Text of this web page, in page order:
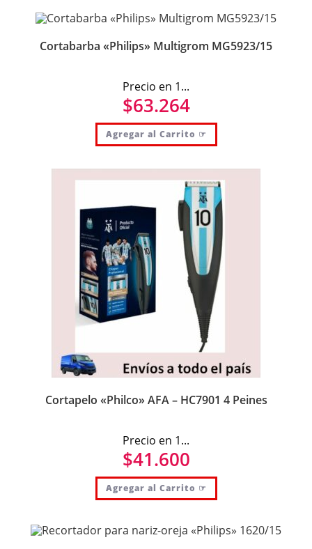
Cortabarba «Philips» Multigrom MG5923/15
Precio en 1...
$63.264
Agregar al Carrito ☞
Cortapelo «Philco» AFA – HC7901 4 Peines
Precio en 1...
$41.600
Agregar al Carrito ☞